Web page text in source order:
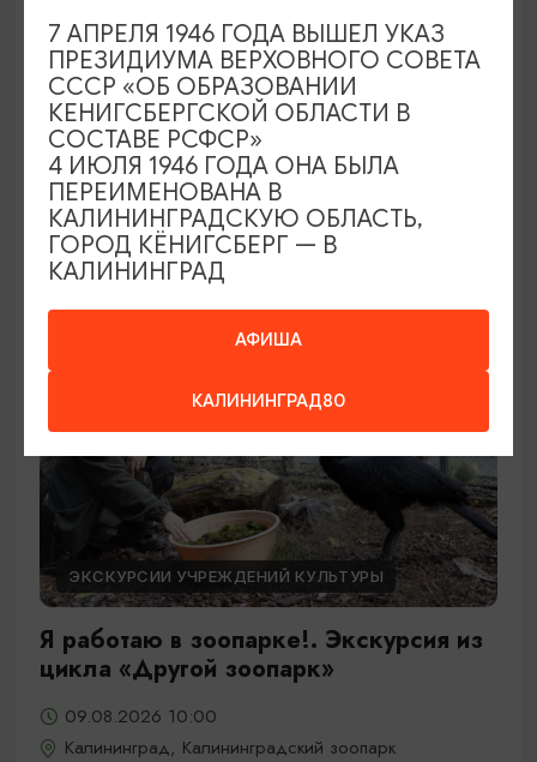
КОНЦЕРТЫ
Звучащие сады
09.08.2026 18:00
Калининград, Собор на острове Канта
ОТ 500₽
ЭКСКУРСИИ УЧРЕЖДЕНИЙ КУЛЬТУРЫ
Я работаю в зоопарке!. Экскурсия из
цикла «Другой зоопарк»
09.08.2026 10:00
Калининград, Калининградский зоопарк
АФИША
КАЛИНИНГРАД80
7 АПРЕЛЯ 1946 ГОДА ВЫШЕЛ УКАЗ
ПРЕЗИДИУМА ВЕРХОВНОГО СОВЕТА
СССР «ОБ ОБРАЗОВАНИИ
КЕНИГСБЕРГСКОЙ ОБЛАСТИ В
СОСТАВЕ РСФСР»
4 ИЮЛЯ 1946 ГОДА ОНА БЫЛА
ПЕРЕИМЕНОВАНА В
КАЛИНИНГРАДСКУЮ ОБЛАСТЬ,
ГОРОД КЁНИГСБЕРГ — В
КАЛИНИНГРАД